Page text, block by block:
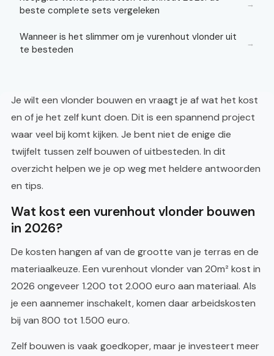
beste complete sets vergeleken
→
Wanneer is het slimmer om je vurenhout vlonder uit
te besteden
→
Je wilt een vlonder bouwen en vraagt je af wat het kost
en of je het zelf kunt doen. Dit is een spannend project
waar veel bij komt kijken. Je bent niet de enige die
twijfelt tussen zelf bouwen of uitbesteden. In dit
overzicht helpen we je op weg met heldere antwoorden
en tips.
Wat kost een vurenhout vlonder bouwen
in 2026?
De kosten hangen af van de grootte van je terras en de
materiaalkeuze. Een vurenhout vlonder van 20m² kost in
2026 ongeveer 1.200 tot 2.000 euro aan materiaal. Als
je een aannemer inschakelt, komen daar arbeidskosten
bij van 800 tot 1.500 euro.
Zelf bouwen is vaak goedkoper, maar je investeert meer